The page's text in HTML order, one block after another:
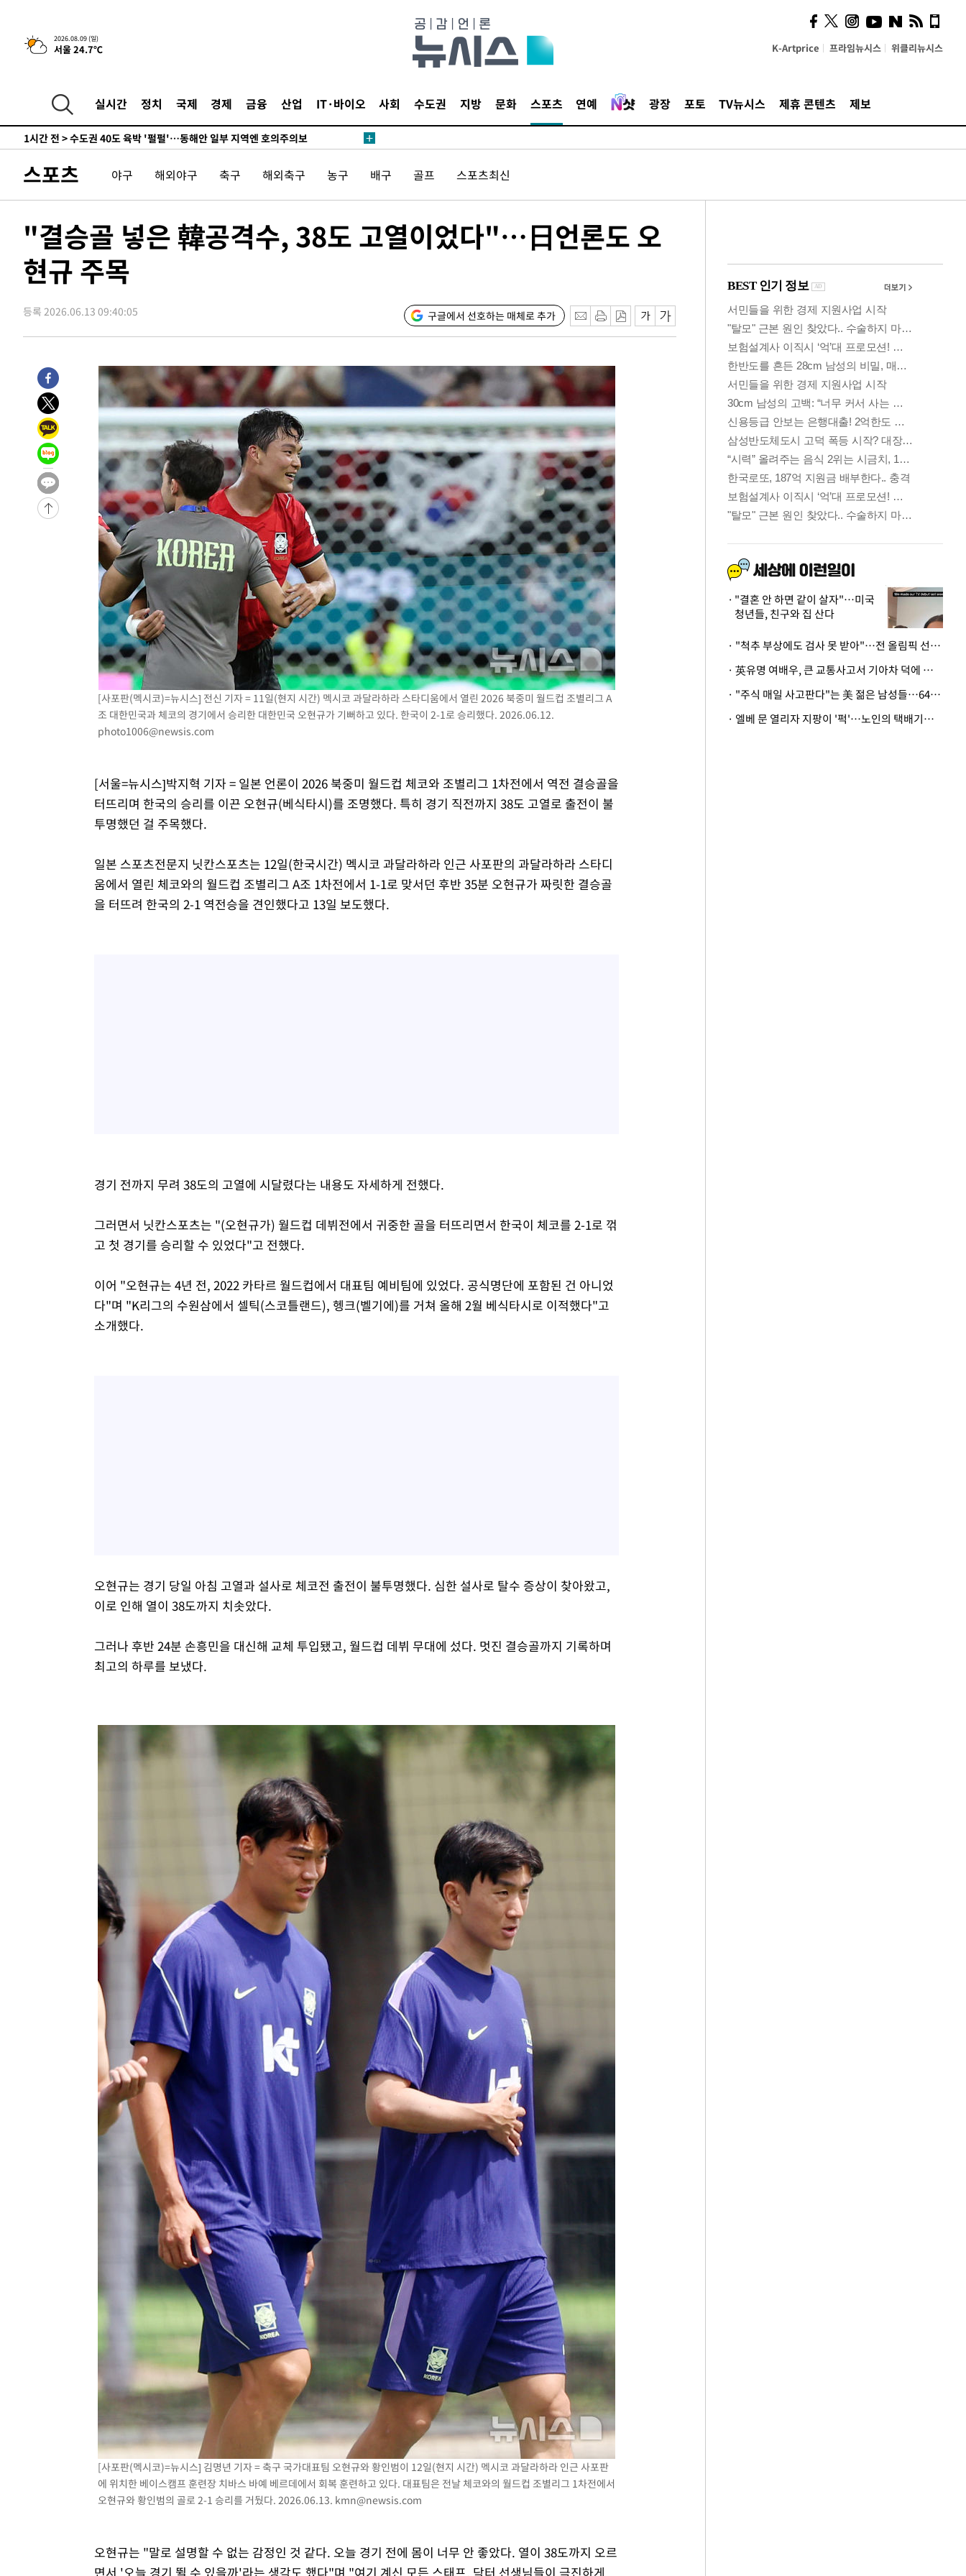
2026.08.09 (일)
서울 24.7℃ K-Artprice 프라임뉴시스 위클리뉴시스
실시간 정치 국제 경제 금융 산업 IT·바이오 사회 수도권 지방 문화 스포츠 연예 광장 포토 TV뉴시스 제휴 콘텐츠 제보
래 44.56%
-1215초 전 >[속보]與 대표 경선 제주·인천 당원투표…金 47.75%·鄭 42.08%·
宋 10.17%
-749초 전 > 이강인 "아틀레티코 이적 기뻐…등번호 7번 의미보단 팀 위해 뛸 것"
1시간 전 >낮 최고 35도 '무더위'…동해안 시간당 30㎜ '강한 비'[내일날씨]
[속보]이강인 "감독님이 원하는 마음 느꼈고, 많은 트로피 원해 아틀레
티코 이적"
1시간 전 >수도권 40도 육박 '펄펄'…동해안 일부 지역엔 호의주의보
3시간 전 >강릉에 시간당 81.4㎜ 물폭탄…도로 잠기고 담벼락 붕괴
4시간 전 >백운산서 80년근 천종산삼 9뿌리 발견…감정가 1.3억원
6시간 전 >남자 농구, 나고야 아시안게임서 '홈팀' 일본과 한일전
6시간 전 >여수 오동도 해상서 모터보트 전복…1명 사망·1명 실종
7시간 전 >극한폭염 한풀 꺾이지만…'낮 최고 35도' 무더위, 열대야 계속[다음주
8시간 전 >[속보]'압수수색·성접대 논란' 축구협회 "실망과 걱정 안겨드려 죄송"
11시간 전 >'최고 37도' 폭염 지속…강원동해안 최대 150㎜ 비
-10953초 전 >
이란 "호르무즈 재개방 합의 근접…美 배상 선행돼야"
-2000초 전 >
[속보]與최고위원 제주·인천 순회경선…박선원·최민희·서미화·한
민수·김용 순
-1953초 전 >
[속보]김민석, 與 전대 당원투표 누적 득표율 45.42%로 1위… 정청
래 44.56%
-1235초 전 >
[속보]與 대표 경선 제주·인천 당원투표…金 47.75%·鄭 42.08%·
宋 10.17%
-769초 전 >
이강인 "아틀레티코 이적 기뻐…등번호 7번 의미보단 팀 위해 뛸 것"
-704초 전 >
[속보]與 당대표 경선, 제주·인천 권리당원 투표 김민석 승리
1시간 전 >
낮 최고 35도 '무더위'…동해안 시간당 30㎜ '강한 비'[내일날씨]
1시간 전 >
[속보]이강인 "감독님이 원하는 마음 느꼈고, 많은 트로피 원해 아틀레
수도권 40도 육박 '펄펄'…동해안 일부 지역엔 호의주의보
온열질환 사망자 3명 늘어…누적 환자 3000명 돌파
강릉에 시간당 81.4㎜ 물폭탄…도로 잠기고 담벼락 붕괴
백운산서 80년근 천종산삼 9뿌리 발견…감정가 1.3억원
선재도서 해루질 나섰다 실종 60대, 닷새 만에 숨진 채 발견
남자 농구, 나고야 아시안게임서 '홈팀' 일본과 한일전
여수 오동도 해상서 모터보트 전복…1명 사망·1명 실종
극한폭염 한풀 꺾이지만…'낮 최고 35도' 무더위, 열대야 계속[다음주
축구협회 "압수수색·성접대 논란 사과…쇄신의 기회로 삼겠다"
[속보]'압수수색·성접대 논란' 축구협회 "실망과 걱정 안겨드려 죄송"
'최고 37도' 폭염 지속…강원동해안 최대 150㎜ 비
스포츠 야구 해외야구 축구 해외축구 농구 배구 골프 스포츠최신
"결승골 넣은 韓공격수, 38도 고열이었다"…日언론도 오
현규 주목
등록 2026.06.13 09:40:05 구글에서 선호하는 매체로 추가
[사포판(멕시코)=뉴시스] 전신 기자 = 11일(현지 시간) 멕시코 과달라하라 스타디움에서 열린 2026 북중미 월드컵 조별리그 A
조 대한민국과 체코의 경기에서 승리한 대한민국 오현규가 기뻐하고 있다. 한국이 2-1로 승리했다. 2026.06.12.
photo1006@newsis.com
[서울=뉴시스]박지혁 기자 = 일본 언론이 2026 북중미 월드컵 체코와 조별리그 1차전에서 역전 결승골을
터뜨리며 한국의 승리를 이끈 오현규(베식타시)를 조명했다. 특히 경기 직전까지 38도 고열로 출전이 불
투명했던 걸 주목했다.
일본 스포츠전문지 닛칸스포츠는 12일(한국시간) 멕시코 과달라하라 인근 사포판의 과달라하라 스타디
움에서 열린 체코와의 월드컵 조별리그 A조 1차전에서 1-1로 맞서던 후반 35분 오현규가 짜릿한 결승골
을 터뜨려 한국의 2-1 역전승을 견인했다고 13일 보도했다.
경기 전까지 무려 38도의 고열에 시달렸다는 내용도 자세하게 전했다.
그러면서 닛칸스포츠는 "(오현규가) 월드컵 데뷔전에서 귀중한 골을 터뜨리면서 한국이 체코를 2-1로 꺾
고 첫 경기를 승리할 수 있었다"고 전했다.
이어 "오현규는 4년 전, 2022 카타르 월드컵에서 대표팀 예비팀에 있었다. 공식명단에 포함된 건 아니었
다"며 "K리그의 수원삼에서 셀틱(스코틀랜드), 헹크(벨기에)를 거쳐 올해 2월 베식타시로 이적했다"고
소개했다.
오현규는 경기 당일 아침 고열과 설사로 체코전 출전이 불투명했다. 심한 설사로 탈수 증상이 찾아왔고,
이로 인해 열이 38도까지 치솟았다.
그러나 후반 24분 손흥민을 대신해 교체 투입됐고, 월드컵 데뷔 무대에 섰다. 멋진 결승골까지 기록하며
최고의 하루를 보냈다.
[사포판(멕시코)=뉴시스] 김명년 기자 = 축구 국가대표팀 오현규와 황인범이 12일(현지 시간) 멕시코 과달라하라 인근 사포판
에 위치한 베이스캠프 훈련장 치바스 바예 베르데에서 회복 훈련하고 있다. 대표팀은 전날 체코와의 월드컵 조별리그 1차전에서
오현규와 황인범의 골로 2-1 승리를 거뒀다. 2026.06.13. kmn@newsis.com
오현규는 "말로 설명할 수 없는 감정인 것 같다. 오늘 경기 전에 몸이 너무 안 좋았다. 열이 38도까지 오르
면서 '오늘 경기 뛸 수 있을까'라는 생각도 했다"며 "여기 계신 모든 스태프, 닥터 선생님들이 극진하게
사이 해답 찾았죠"…알을
깨고 나온 '초자아'
"결혼 안 하면 같이 살자"…미국
청년들, 친구와 집 산다
· "척추 부상에도 검사 못 받아"…전 올림픽 선수, 美봅슬레이협회 상대 소송
· 英유명 여배우, 큰 교통사고서 기아차 덕에 살았다
· "주식 매일 사고판다"는 美 젊은 남성들…64%가 "나는 인생의 패배자“
· 엘베 문 열리자 지팡이 '퍽'…노인의 택배기사 폭행 이유